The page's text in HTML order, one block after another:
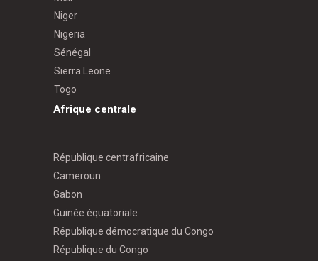
Niger
Nigeria
Sénégal
Sierra Leone
Togo
Afrique centrale
République centrafricaine
Cameroun
Gabon
Guinée équatoriale
République démocratique du Congo
République du Congo